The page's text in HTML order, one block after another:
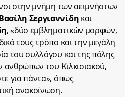
στην μνήμη των αειμνήστων
Σεργιαννίδη και
, «δύο εμβληματικών μορφών,
τους τρόπο και την μεγάλη
του συλλόγου και της πόλης
ανθρώπων του Κιλκισιακού,
για πάντα», όπως
ανακοίνωση.